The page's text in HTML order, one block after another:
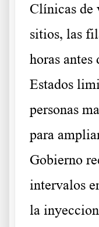
Clínicas de
sitios, las
horas antes
Estados
personas
para
Gobierno
intervalos
la